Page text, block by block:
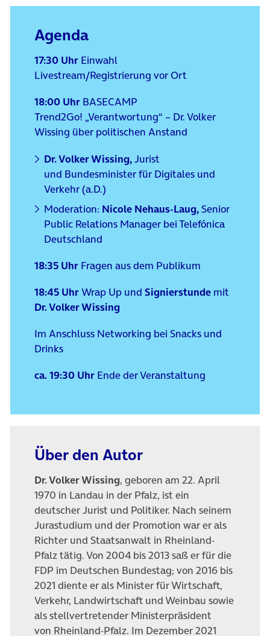
Agenda
17:30 Uhr Einwahl
Livestream/Registrierung vor Ort
18:00 Uhr BASECAMP
Trend2Go! „Verantwortung“ – Dr. Volker
Wissing über politischen Anstand
Dr. Volker Wissing,Jurist
und Bundesminister für Digitales und
Verkehr (a.D.)
Moderation: Nicole Nehaus-Laug, Senior
Public Relations Manager bei Telefónica
Deutschland
18:35 Uhr Fragen aus dem Publikum
18:45 Uhr Wrap Up und Signierstunde mit
Dr. Volker Wissing
Im Anschluss Networking bei Snacks und
Drinks
ca. 19:30 Uhr Ende der Veranstaltung
Über den Autor
Dr. Volker Wissing, geboren am 22. April
1970 in Landau in der Pfalz, ist ein
deutscher Jurist und Politiker. Nach seinem
Jurastudium und der Promotion war er als
Richter und Staatsanwalt in Rheinland-
Pfalz tätig. Von 2004 bis 2013 saß er für die
FDP im Deutschen Bundestag; von 2016 bis
2021 diente er als Minister für Wirtschaft,
Verkehr, Landwirtschaft und Weinbau sowie
alsstellvertretender Ministerpräsident
von Rheinland-Pfalz. Im Dezember 2021